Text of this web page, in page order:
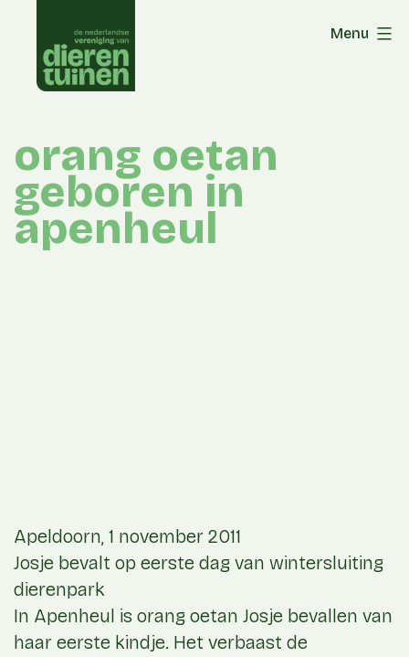
content
Menu
orang oetan
geboren in
apenheul
Apeldoorn, 1 november 2011
Josje bevalt op eerste dag van wintersluiting
dierenpark
In Apenheul is orang oetan Josje bevallen van
haar eerste kindje. Het verbaast de